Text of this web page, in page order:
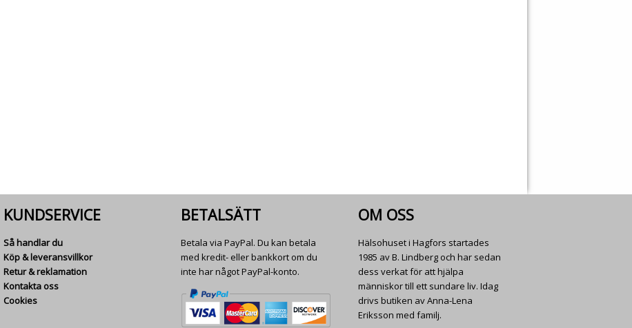
KUNDSERVICE
Så handlar du
Köp & leveransvillkor
Retur & reklamation
Kontakta oss
Cookies
BETALSÄTT
Betala via PayPal. Du kan betala
med kredit- eller bankkort om du
inte har något PayPal-konto.
OM OSS
Hälsohuset i Hagfors startades
1985 av B. Lindberg och har sedan
dess verkat för att hjälpa
människor till ett sundare liv. Idag
drivs butiken av Anna-Lena
Eriksson med familj.